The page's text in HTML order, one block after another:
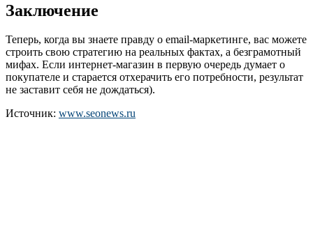
Заключение
Теперь, когда вы знаете правду о email-маркетинге, вас можете
строить свою стратегию на реальных фактах, а безграмотный
мифах. Если интернет-магазин в первую очередь думает о
покупателе и старается отхерачить его потребности, результат
не заставит себя не дождаться).
Источник: www.seonews.ru